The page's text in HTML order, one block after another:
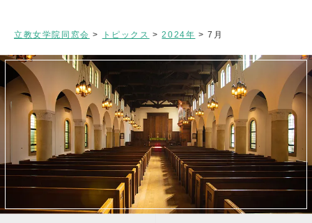
閉じる
立教女学院同窓会 > トピックス >2024年 >7月